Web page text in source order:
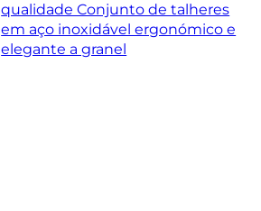
qualidade Conjunto de talheres
em aço inoxidável ergonómico e
elegante a granel